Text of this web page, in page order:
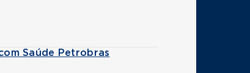
Saúde Petrobras